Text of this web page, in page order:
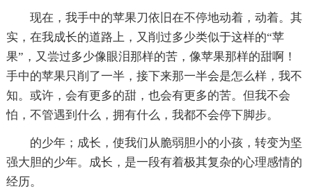
现在，我手中的苹果刀依旧在不停地动着，动着。其
实，在我成长的道路上，又削过多少类似于这样的“苹
果”，又尝过多少像眼泪那样的苦，像苹果那样的甜啊！
手中的苹果只削了一半，接下来那一半会是怎么样，我不
知。或许，会有更多的甜，也会有更多的苦。但我不会
怕，不管遇到什么，拥有什么，我都不会停下脚步。
的少年；成长，使我们从脆弱胆小的小孩，转变为坚
强大胆的少年。成长，是一段有着极其复杂的心理感情的
经历。